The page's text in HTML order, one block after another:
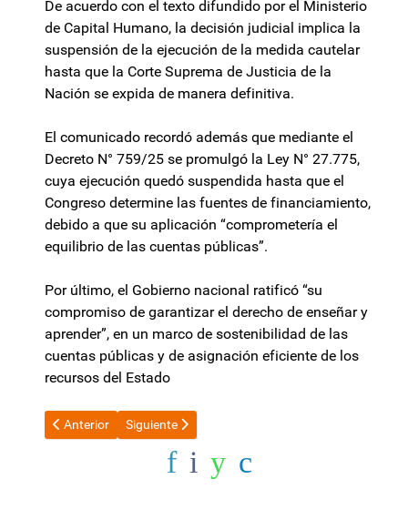
De acuerdo con el texto difundido por el Ministerio
de Capital Humano, la decisión judicial implica la
suspensión de la ejecución de la medida cautelar
hasta que la Corte Suprema de Justicia de la
Nación se expida de manera definitiva.
El comunicado recordó además que mediante el
Decreto N° 759/25 se promulgó la Ley N° 27.775,
cuya ejecución quedó suspendida hasta que el
Congreso determine las fuentes de financiamiento,
debido a que su aplicación “comprometería el
equilibrio de las cuentas públicas”.
Por último, el Gobierno nacional ratificó “su
compromiso de garantizar el derecho de enseñar y
aprender”, en un marco de sostenibilidad de las
cuentas públicas y de asignación eficiente de los
recursos del Estado
Artículo anterior: La oposición pone la mira en Adorni y busca
Anterior Artículo siguiente: 4 trabajadores del Banco
Siguiente